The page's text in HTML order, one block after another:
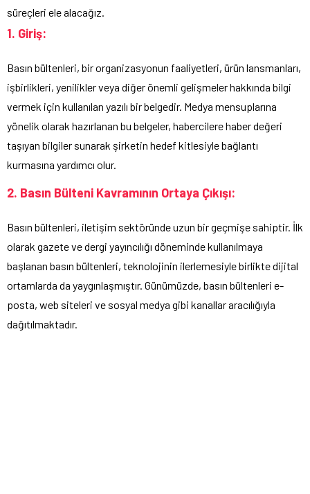
süreçleri ele alacağız.
1. Giriş:
Basın bültenleri, bir organizasyonun faaliyetleri, ürün lansmanları,
işbirlikleri, yenilikler veya diğer önemli gelişmeler hakkında bilgi
vermek için kullanılan yazılı bir belgedir. Medya mensuplarına
yönelik olarak hazırlanan bu belgeler, habercilere haber değeri
taşıyan bilgiler sunarak şirketin hedef kitlesiyle bağlantı
kurmasına yardımcı olur.
2. Basın Bülteni Kavramının Ortaya Çıkışı:
Basın bültenleri, iletişim sektöründe uzun bir geçmişe sahiptir. İlk
olarak gazete ve dergi yayıncılığı döneminde kullanılmaya
başlanan basın bültenleri, teknolojinin ilerlemesiyle birlikte dijital
ortamlarda da yaygınlaşmıştır. Günümüzde, basın bültenleri e-
posta, web siteleri ve sosyal medya gibi kanallar aracılığıyla
dağıtılmaktadır.